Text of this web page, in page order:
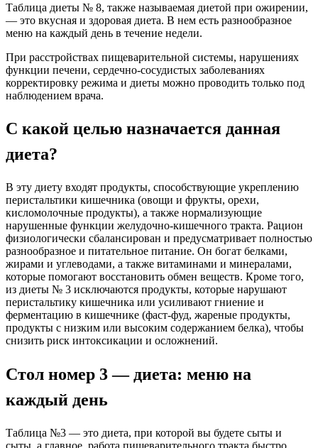
Таблица диеты № 8, также называемая диетой при ожирении,
— это вкусная и здоровая диета. В нем есть разнообразное
меню на каждый день в течение недели.
При расстройствах пищеварительной системы, нарушениях
функции печени, сердечно-сосудистых заболеваниях
корректировку режима и диеты можно проводить только под
наблюдением врача.
С какой целью назначается данная
диета?
В эту диету входят продукты, способствующие укреплению
перистальтики кишечника (овощи и фрукты, орехи,
кисломолочные продукты), а также нормализующие
нарушенные функции желудочно-кишечного тракта. Рацион
физиологически сбалансирован и предусматривает полностью
разнообразное и питательное питание. Он богат белками,
жирами и углеводами, а также витаминами и минералами,
которые помогают восстановить обмен веществ. Кроме того,
из диеты № 3 исключаются продукты, которые нарушают
перистальтику кишечника или усиливают гниение и
ферментацию в кишечнике (фаст-фуд, жареные продукты,
продукты с низким или высоким содержанием белка), чтобы
снизить риск интоксикации и осложнений.
Стол номер 3 — диета: меню на
каждый день
Таблица №3 — это диета, при которой вы будете сыты и